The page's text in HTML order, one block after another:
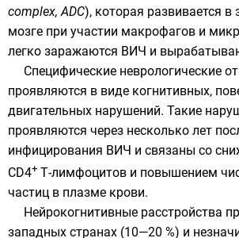
complex, ADC), которая развивается
мозге при участии макрофагов и
легко заражаются ВИЧ и
Специфические неврологические
проявляются в виде когнитивных,
двигательных нарушений. Такие
проявляются через несколько лет
инфицирования ВИЧ и связаны со
CD4+ Т-лимфоцитов и повышением
частиц в плазме крови.
Нейрокогнитивные расстройства
западных странах (10—20 %) и